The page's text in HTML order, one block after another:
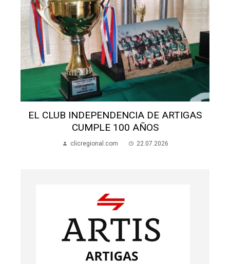
SALÓN SAN MIGUEL: AVANZAN OBRAS Y
BUSCAN FONDOS
clicregional.com 21.07.2026